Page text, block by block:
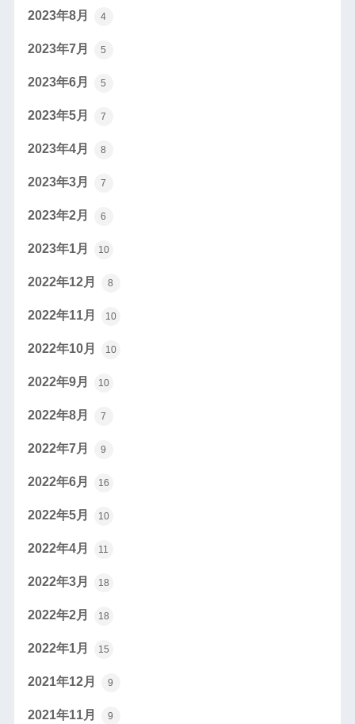
2023年8月 4
2023年7月 5
2023年6月 5
2023年5月 7
2023年4月 8
2023年3月 7
2023年2月 6
2023年1月 10
2022年12月 8
2022年11月 10
2022年10月 10
2022年9月 10
2022年8月 7
2022年7月 9
2022年6月 16
2022年5月 10
2022年4月 11
2022年3月 18
2022年2月 18
2022年1月 15
2021年12月 9
2021年11月 9